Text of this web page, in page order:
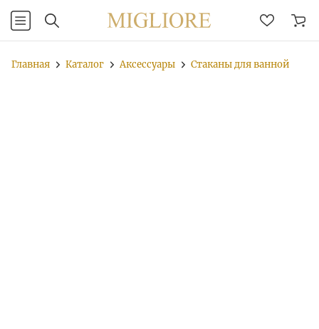
Главная Каталог Аксессуары Стаканы для ванной